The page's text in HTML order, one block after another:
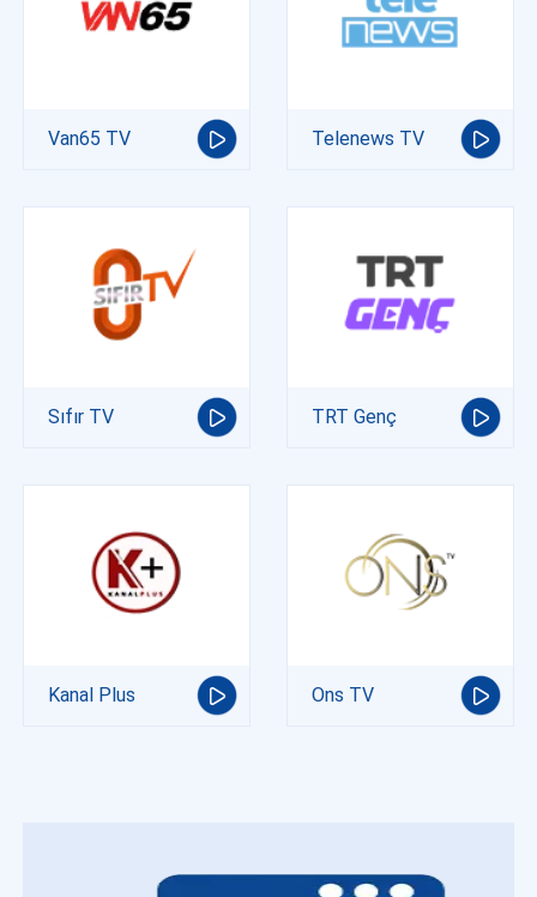
Van65 TV Telenews TV
Sıfır TV TRT Genç
Kanal Plus Ons TV